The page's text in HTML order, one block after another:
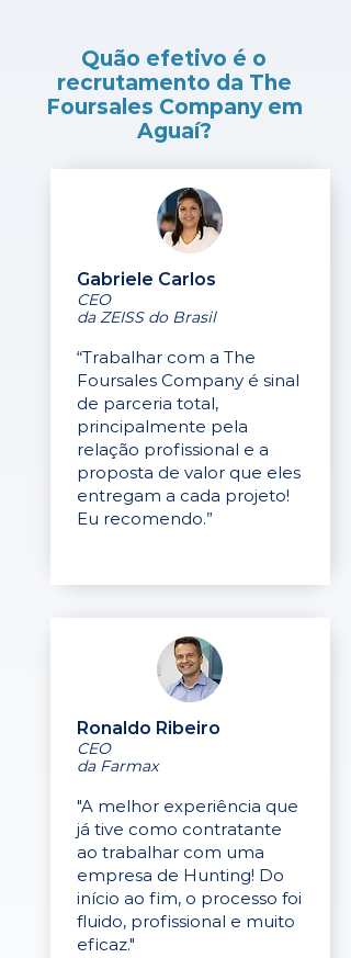
Quão efetivo é o
recrutamento da The
Foursales Company em
Aguaí?
Gabriele Carlos
CEO
da ZEISS do Brasil
“Trabalhar com a The
Foursales Company é sinal
de parceria total,
principalmente pela
relação profissional e a
proposta de valor que eles
entregam a cada projeto!
Eu recomendo.”
Ronaldo Ribeiro
CEO
da Farmax
"A melhor experiência que
já tive como contratante
ao trabalhar com uma
empresa de Hunting! Do
início ao fim, o processo foi
fluido, profissional e muito
eficaz."